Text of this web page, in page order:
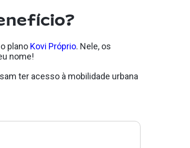
plano Kovi Próprio. Nele, os
nome!
ter acesso à mobilidade urbana